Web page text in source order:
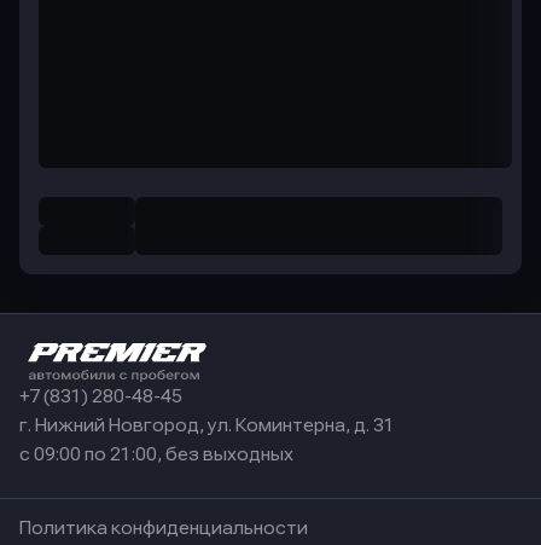
+7 (831) 280-48-45
г. Нижний Новгород, ул. Коминтерна, д. 31
с 09:00 по 21:00, без выходных
Политика конфиденциальности